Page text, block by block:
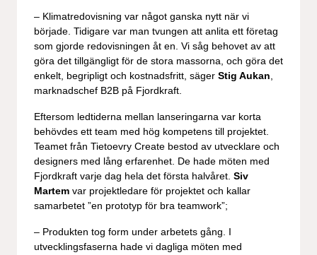
– Klimatredovisning var något ganska nytt när vi
började. Tidigare var man tvungen att anlita ett företag
som gjorde redovisningen åt en. Vi såg behovet av att
göra det tillgängligt för de stora massorna, och göra det
enkelt, begripligt och kostnadsfritt, säger Stig Aukan,
marknadschef B2B på Fjordkraft.
Eftersom ledtiderna mellan lanseringarna var korta
behövdes ett team med hög kompetens till projektet.
Teamet från Tietoevry Create bestod av utvecklare och
designers med lång erfarenhet. De hade möten med
Fjordkraft varje dag hela det första halvåret. Siv
Martem var projektledare för projektet och kallar
samarbetet ”en prototyp för bra teamwork”;
– Produkten tog form under arbetets gång. I
utvecklingsfaserna hade vi dagliga möten med